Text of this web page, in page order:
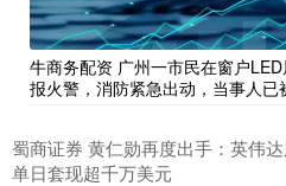
牛商务配资 广州一市民在窗户LED
报火警，消防紧急出动，当事人已
蜀商证券 黄仁勋再度出手：英伟
单日套现超千万美元